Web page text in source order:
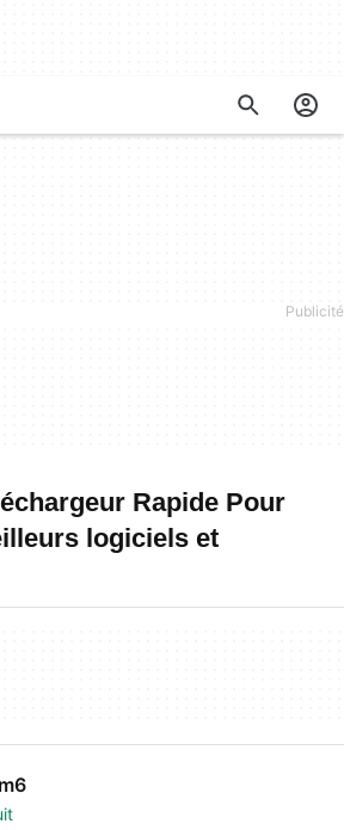
Rapide Pour
logiciels et